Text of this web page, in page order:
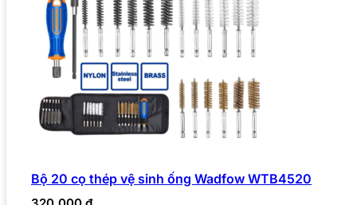
Bộ 20 cọ thép vệ sinh ống Wadfow WTB4520